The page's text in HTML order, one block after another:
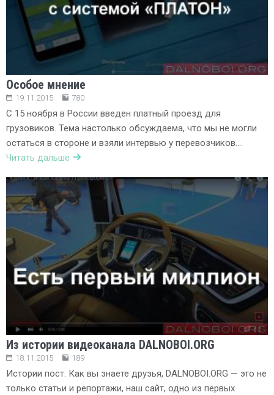
Особое мнение
19.11.2015 780
С 15 ноября в России введен платный проезд для
грузовиков. Тема настолько обсуждаема, что мы не могли
остаться в стороне и взяли интервью у перевозчиков….
Читать дальше
Из истории видеоканала DALNOBOI.ORG
18.11.2015 189
Истории пост. Как вы знаете друзья, DALNOBOI.ORG — это не
только статьи и репортажи, наш сайт, одно из первых